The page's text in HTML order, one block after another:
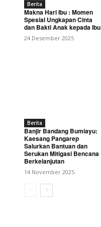
Berita
Makna Hari Ibu : Momen
Spesial Ungkapan Cinta
dan Bakti Anak kepada Ibu
24 Desember 2025
Berita
Banjir Bandang Bumiayu:
Kaesang Pangarep
Salurkan Bantuan dan
Serukan Mitigasi Bencana
Berkelanjutan
14 November 2025